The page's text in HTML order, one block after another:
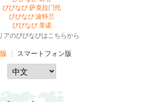
びびなび 萨克拉门托
びびなび 波特兰
びびなび 里诺
アのびびなびはこちらから
スマートフォン版